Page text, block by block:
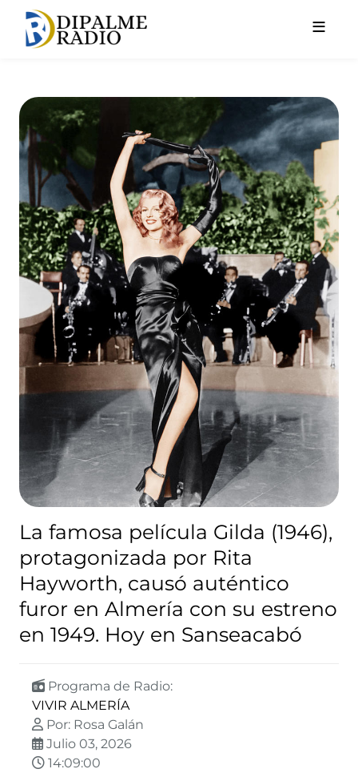
La famosa película Gilda
La famosa película Gilda (1946),
protagonizada por Rita
Hayworth, causó auténtico
furor en Almería con su estreno
en 1949. Hoy en Sanseacabó
Programa de Radio:
VIVIR ALMERÍA
Por: Rosa Galán
Julio 03, 2026
14:09:00